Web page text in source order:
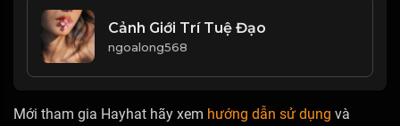
Cảnh Giới Trí Tuệ Đạo
ngoalong568
Mới tham gia Hayhat hãy xem hướng dẫn sử dụng và